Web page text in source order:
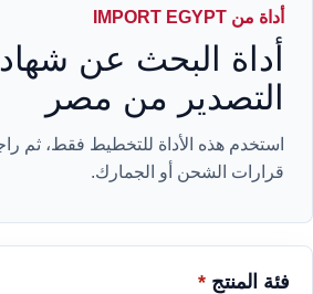
أداة من IMPORT EGYPT
أداة البحث عن
التصدير من مصر
استخدم هذه الأداة للتخطيط فقط، ثم
قرارات الشحن أو الجمارك.
فئة المنتج *